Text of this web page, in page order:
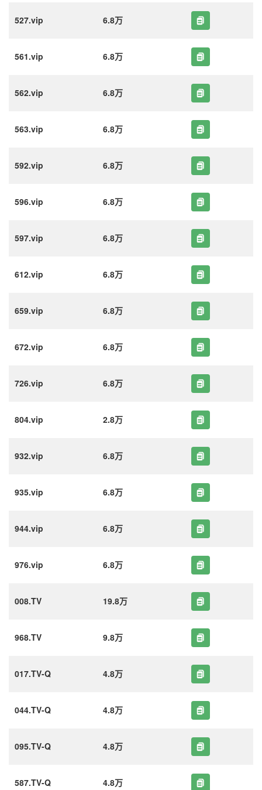
527.vip 6.8万
561.vip 6.8万
562.vip 6.8万
563.vip 6.8万
592.vip 6.8万
596.vip 6.8万
597.vip 6.8万
612.vip 6.8万
659.vip 6.8万
672.vip 6.8万
726.vip 6.8万
804.vip 2.8万
932.vip 6.8万
935.vip 6.8万
944.vip 6.8万
976.vip 6.8万
008.TV 19.8万
968.TV 9.8万
017.TV-Q 4.8万
044.TV-Q 4.8万
095.TV-Q 4.8万
587.TV-Q 4.8万